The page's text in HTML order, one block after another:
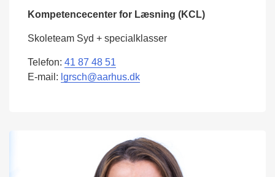
Kompetencecenter for Læsning (KCL)
Skoleteam Syd + specialklasser
Telefon: 41 87 48 51
E-mail: lgrsch@aarhus.dk